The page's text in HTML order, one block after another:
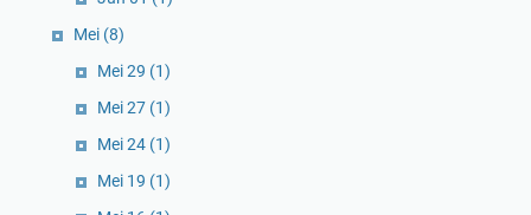
Mei (8)
Mei 29 (1)
Mei 27 (1)
Mei 24 (1)
Mei 19 (1)